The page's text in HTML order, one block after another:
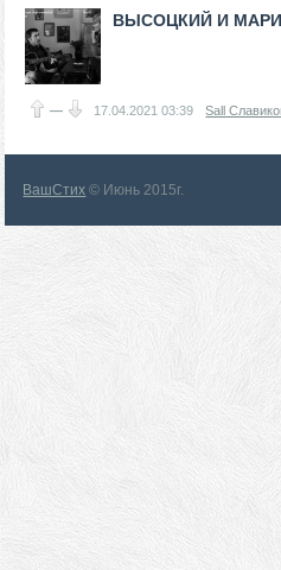
ВЫСОЦКИЙ И
— 17.04.202103:39 Sall
ВашСтих © Июнь 2015г.